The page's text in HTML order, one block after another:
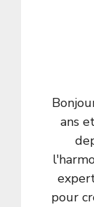
ans
pour